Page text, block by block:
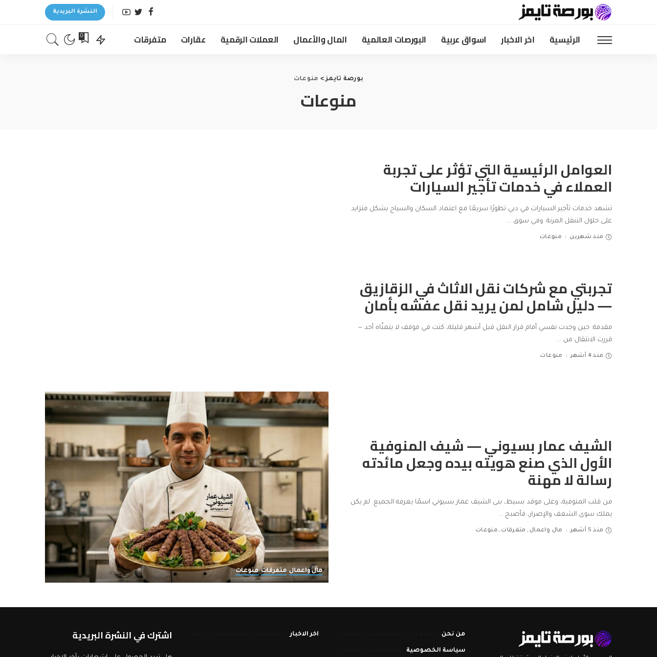
النشرة البريدية
الرئيسية اخر الاخبار اسواق عربية البورصات العالمية المال والأعمال العملات الرقمية عقارات متفرقات 0
بورصة تايمز> منوعات
منوعات
العوامل الرئيسية التي تؤثر على تجربة
العملاء في خدمات تأجير السيارات
تشهد خدمات تأجير السيارات في دبي تطورًا سريعًا مع اعتماد السكان والسياح بشكل متزايد
على حلول التنقل المرنة. وفي سوق ...
منذ شهرين منوعات
تجربتي مع شركات نقل الاثاث في الزقازيق
— دليل شامل لمن يريد نقل عفشه بأمان
مقدمة: حين وجدت نفسي أمام قرار النقل قبل أشهر قليلة، كنت في موقف لا يتمنّاه أحد —
قررت الانتقال من ...
منذ 4 أشهر منوعات
مال واعمال متفرقات منوعات
الشيف عمار بسيوني — شيف المنوفية
الأول الذي صنع هويته بيده وجعل مائدته
رسالة لا مهنة
من قلب المنوفية، وعلى موقد بسيط، بنى الشيف عمار بسيوني اسمًا يعرفه الجميع. لم يكن
يملك سوى الشغف والإصرار، فأصبح ...
منذ 5 أشهر مال واعمال متفرقات منوعات
من نحن
سياسة الخصوصية
اخر الاخبار اشترك في النشرة البريدية